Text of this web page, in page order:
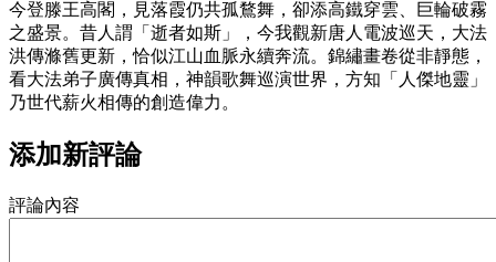
今登滕王高閣，見落霞仍共孤鶩舞，卻添高鐵穿雲、巨輪破霧
之盛景。昔人謂「逝者如斯」，今我觀新唐人電波巡天，大法
洪傳滌舊更新，恰似江山血脈永續奔流。錦繡畫卷從非靜態，
看大法弟子廣傳真相，神韻歌舞巡演世界，方知「人傑地靈」
乃世代薪火相傳的創造偉力。
添加新評論
評論內容